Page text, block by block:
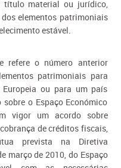
título material ou jurídico,
elementos patrimoniais
estável.
refere o número anterior
patrimoniais para
ou para um país
o Espaço Económico
vigor um acordo sobre
de créditos fiscais,
prevista na Diretiva
março de 2010, do Espaço